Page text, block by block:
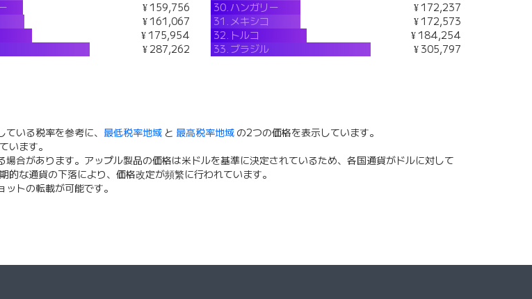
¥ 159,756
¥ 161,067
¥ 175,954
¥ 287,262
30. ハンガリー
¥ 172,237
31. メキシコ
¥ 172,573
32. トルコ
¥ 184,254
33. ブラジル ¥ 305,797
ている税率を参考に、 最低税率地域 と 最高税率地域 の2つの価格を表示しています。
います。
場合があります。アップル製品の価格は米ドルを基準に決定されているため、各国通貨がドルに対して
な通貨の下落により、価格改定が頻繁に行われています。
トの転載が可能です。